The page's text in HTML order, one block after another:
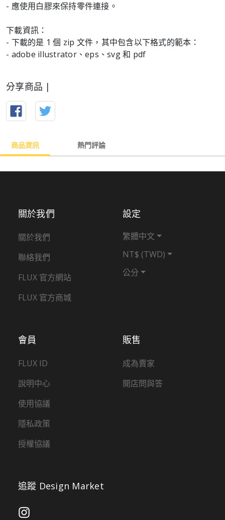
- 應使用白膠來保持零件連接。
下載資訊：
- 下載的是 1 個 zip 文件，其中包含以下格式的範本：
- adob​​e illustrator、eps、svg 和 pdf
分享商品 |
商品資訊 熱門評論
販售
成為賣家
開店問與答
會員
FLUX ID
說明中心
使用協議
隱私政策
授權協議
關於我們
關於我們
聯絡我們
FLUX 官方網站
FLUX 官方商城
設定
繁體中文
NT$ (TWD)
公分
追蹤 Design Market